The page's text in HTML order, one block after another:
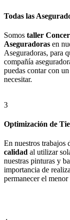
Todas las
Somos taller
Aseguradoras en
Aseguradoras, para
compañía
puedas contar con
necesitar.
3
Optimización de
En nuestros trabajos
calidad al utilizar
nuestras pinturas y
importancia de
permanecer el